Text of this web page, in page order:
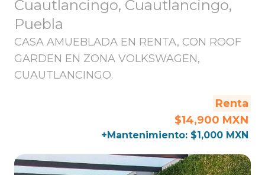
Cuautlancingo, Cuautlancingo,
Puebla
CASA AMUEBLADA EN RENTA, CON ROOF
GARDEN EN ZONA VOLKSWAGEN,
CUAUTLANCINGO.
Renta
$14,900 MXN
+Mantenimiento: $1,000 MXN